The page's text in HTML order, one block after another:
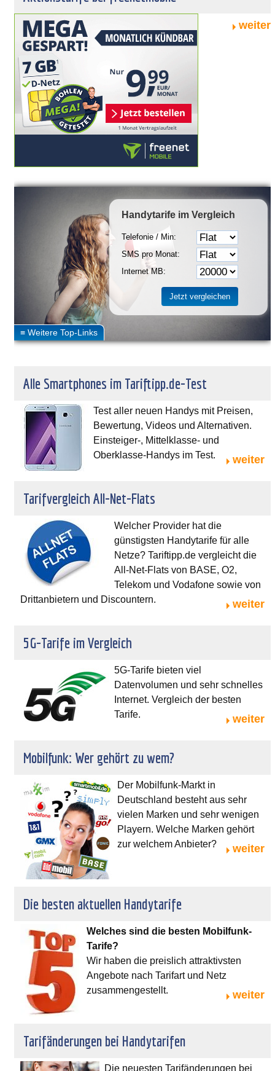
weiter
Handytarife im Vergleich
Telefonie / Min:
SMS pro Monat:
Internet MB:
Alle Smartphones im Tariftipp.de-Test
Test aller neuen Handys mit Preisen,
Bewertung, Videos und Alternativen.
Einsteiger-, Mittelklasse- und
Oberklasse-Handys im Test.
weiter
Tarifvergleich All-Net-Flats
Welcher Provider hat die
günstigsten Handytarife für alle
Netze? Tariftipp.de vergleicht die
All-Net-Flats von BASE, O2,
Telekom und Vodafone sowie von
Drittanbietern und Discountern.
weiter
5G-Tarife im Vergleich
5G-Tarife bieten viel
Datenvolumen und sehr schnelles
Internet. Vergleich der besten
Tarife.
weiter
Mobilfunk: Wer gehört zu wem?
Der Mobilfunk-Markt in
Deutschland besteht aus sehr
vielen Marken und sehr wenigen
Playern. Welche Marken gehört
zur welchem Anbieter?
weiter
Die besten aktuellen Handytarife
Welches sind die besten Mobilfunk-
Tarife?
Wir haben die preislich attraktivsten
Angebote nach Tarifart und Netz
zusammengestellt.
weiter
Tarifänderungen bei Handytarifen
Die neuesten Tarifänderungen bei